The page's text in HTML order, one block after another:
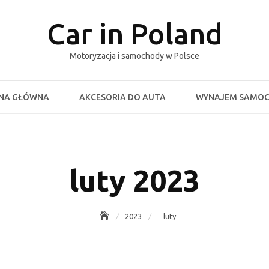
Car in Poland
Motoryzacja i samochody w Polsce
GŁÓWNA AKCESORIA DO AUTA WYNAJEM
luty 2023
2023 luty